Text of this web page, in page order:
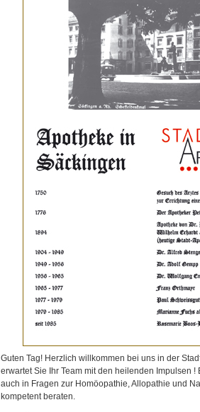
Guten Tag! Herzlich willkommen bei uns in der
erwartet Sie Ihr Team mit den heilenden Impulsen !
auch in Fragen zur Homöopathie, Allopathie und
kompetent beraten.